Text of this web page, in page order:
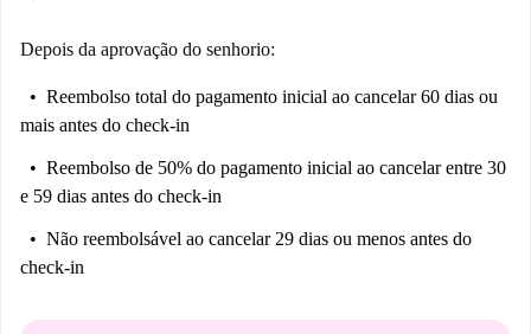
Depois da aprovação do senhorio:
Reembolso total do pagamento inicial ao cancelar 60 dias ou
mais antes do check-in
Reembolso de 50% do pagamento inicial ao cancelar entre 30
e 59 dias antes do check-in
Não reembolsável ao cancelar 29 dias ou menos antes do
check-in